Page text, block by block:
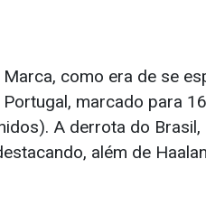
Marca, como era de se
marcado para
A derrota do
além de